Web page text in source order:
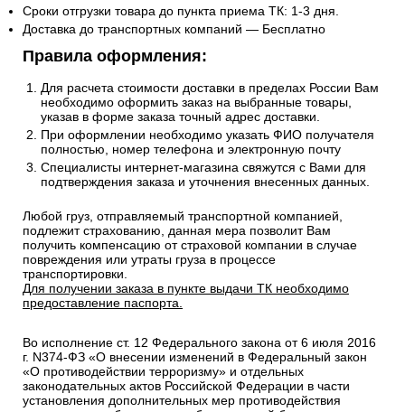
Сроки отгрузки товара до пункта приема ТК: 1-3 дня.
Доставка до транспортных компаний — Бесплатно
Правила оформления:
Для расчета стоимости доставки в пределах России Вам
необходимо оформить заказ на выбранные товары,
указав в форме заказа точный адрес доставки.
При оформлении необходимо указать ФИО получателя
полностью, номер телефона и электронную почту
Специалисты интернет-магазина свяжутся с Вами для
подтверждения заказа и уточнения внесенных данных.
Любой груз, отправляемый транспортной компанией,
подлежит страхованию, данная мера позволит Вам
получить компенсацию от страховой компании в случае
повреждения или утраты груза в процессе
транспортировки.
Для получении заказа в пункте выдачи ТК необходимо
предоставление паспорта.
Во исполнение ст. 12 Федерального закона от 6 июля 2016
г. N374-ФЗ «О внесении изменений в Федеральный закон
«О противодействии терроризму» и отдельных
законодательных актов Российской Федерации в части
установления дополнительных мер противодействия